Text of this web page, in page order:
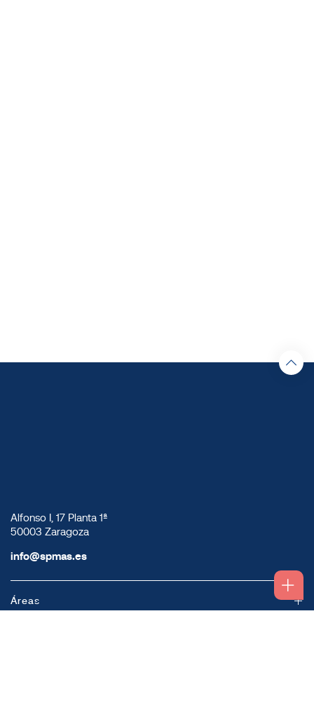
Alfonso I, 17 Planta 1ª
50003 Zaragoza
info@spmas.es
Áreas